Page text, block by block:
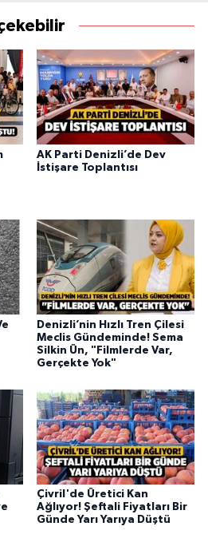
AK Parti Denizli’de Dev
İstişare Toplantısı
Denizli’nin Hızlı Tren Çilesi
Meclis Gündeminde! Sema
Silkin Ün, "Filmlerde Var,
Gerçekte Yok"
Çivril'de Üretici Kan
Ağlıyor! Şeftali Fiyatları Bir
Günde Yarı Yarıya Düştü